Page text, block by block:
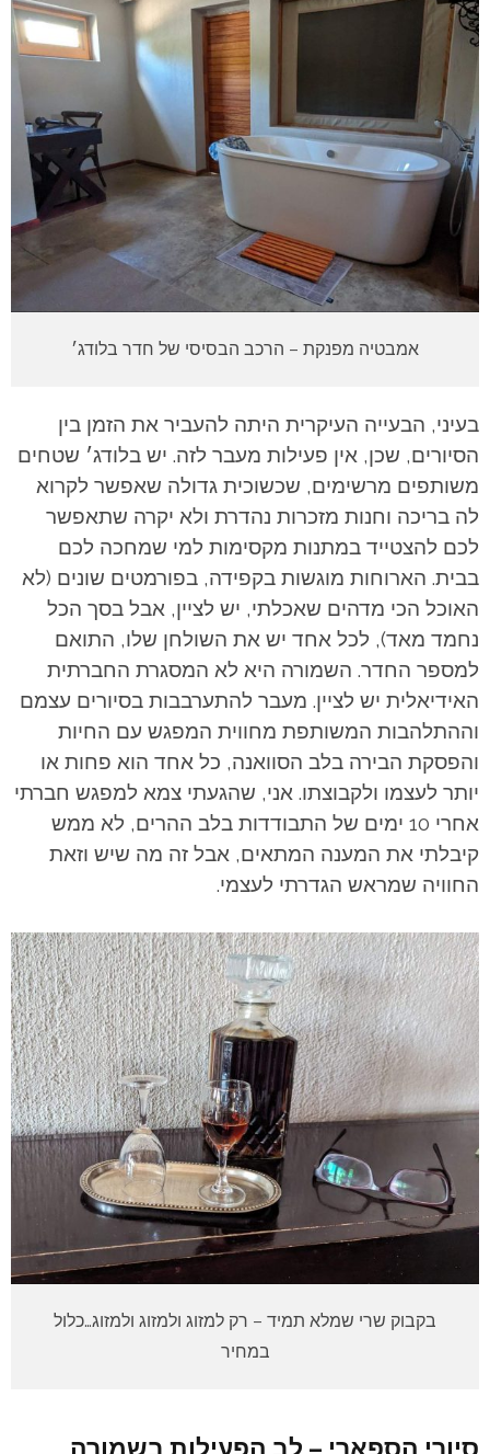
אמבטיה מפנקת – הרכב הבסיסי של חדר בלודג׳
בעיני, הבעייה העיקרית היתה להעביר את הזמן בין
הסיורים, שכן, אין פעילות מעבר לזה. יש בלודג׳ שטחים
משותפים מרשימים, שכשוכית גדולה שאפשר לקרוא
לה בריכה וחנות מזכרות נהדרת ולא יקרה שתאפשר
לכם להצטייד במתנות מקסימות למי שמחכה לכם
בבית. הארוחות מוגשות בקפידה, בפורמטים שונים (לא
האוכל הכי מדהים שאכלתי, יש לציין, אבל בסך הכל
נחמד מאד), לכל אחד יש את השולחן שלו, התואם
למספר החדר. השמורה היא לא המסגרת החברתית
האידיאלית יש לציין. מעבר להתערבבות בסיורים עצמם
וההתלהבות המשותפת מחווית המפגש עם החיות
והפסקת הבירה בלב הסוואנה, כל אחד הוא פחות או
יותר לעצמו ולקבוצתו. אני, שהגעתי צמא למפגש חברתי
אחרי 10 ימים של התבודדות בלב ההרים, לא ממש
קיבלתי את המענה המתאים, אבל זה מה שיש וזאת
החוויה שמראש הגדרתי לעצמי.
בקבוק שרי שמלא תמיד – רק למזוג ולמזוג ולמזוג…כלול
במחיר